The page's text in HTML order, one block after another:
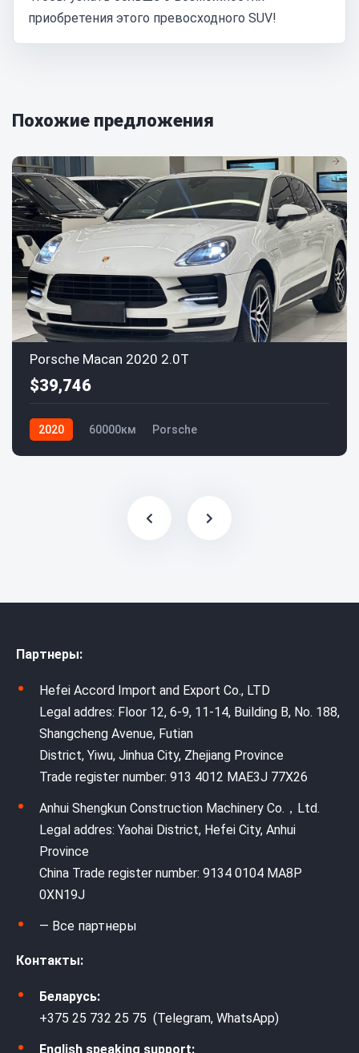
приобретения этого превосходного SUV!
Похожие предложения
Porsche Macan 2020 2.0T
$39,746
2020 60000км Porsche
Партнеры:
Hefei Accord Import and Export Co., LTD
Legal addres: Floor 12, 6-9, 11-14, Building B, No. 188,
Shangcheng Avenue, Futian
District, Yiwu, Jinhua City, Zhejiang Province
Trade register number: 913 4012 MAE3J 77X26
Anhui Shengkun Construction Machinery Co.，Ltd.
Legal addres: Yaohai District, Hefei City, Anhui
Province
China Trade register number: 9134 0104 MA8P
0XN19J
— Все партнеры
Контакты:
Беларусь:
+375 25 732 25 75 (Telegram, WhatsApp)
English speaking support: